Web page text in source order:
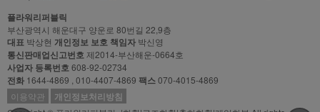
플라워리퍼블릭
부산광역시 해운대구 양운로 80번길 22,9층
대표 박상현 개인정보 보호 책임자 박신영
통신판매업신고번호제2014-부산해운-0664호
사업자 등록번호608-92-02734
전화 1644-4869 , 010-4407-4869 팩스070-4015-4869
이용약관
개인정보처리방침